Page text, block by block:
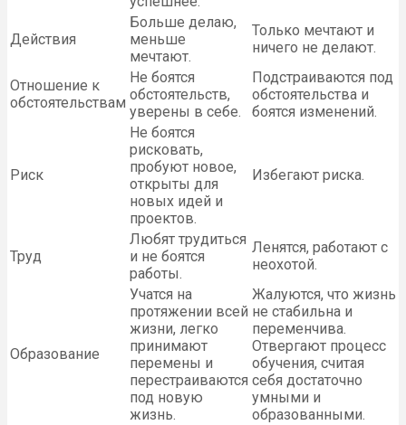
Действия
Больше делаю,
меньше
мечтают.
Только мечтают и
ничего не делают.
Отношение к
обстоятельствам
Не боятся
обстоятельств,
уверены в себе.
Подстраиваются под
обстоятельства и
боятся изменений.
Риск
Не боятся
рисковать,
пробуют новое,
открыты для
новых идей и
проектов.
Избегают риска.
Труд
Любят трудиться
и не боятся
работы.
Ленятся, работают с
неохотой.
Образование
Учатся на
протяжении всей
жизни, легко
принимают
перемены и
перестраиваются
под новую
жизнь.
Жалуются, что жизнь
не стабильна и
переменчива.
Отвергают процесс
обучения, считая
себя достаточно
умными и
образованными.